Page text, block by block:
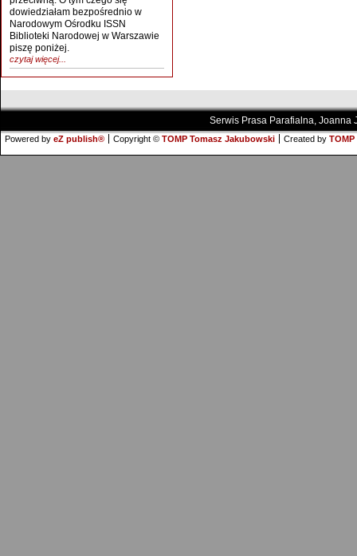
dowiedziałam bezpośrednio w
Narodowym Ośrodku ISSN
Biblioteki Narodowej w Warszawie
piszę poniżej.
czytaj więcej...
Serwis Prasa Parafialna, Joanna
Powered by eZ publish® Copyright © TOMP Tomasz Jakubowski Created by TOMP